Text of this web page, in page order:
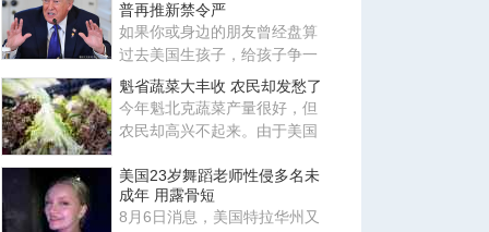
普再推新禁令严
如果你或身边的朋友曾经盘算
过去美国生孩子，给孩子争一
本美国护照，那这条路现在正
变
魁省蔬菜大丰收 农民却发愁了
今年魁北克蔬菜产量很好，但
农民却高兴不起来。由于美国
供
美国23岁舞蹈老师性侵多名未
成年 用露骨短
8月6日消息，美国特拉华州又